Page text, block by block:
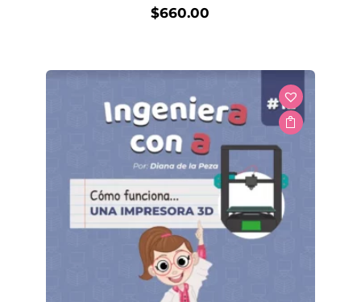
$660.00